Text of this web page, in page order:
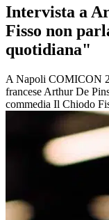
Intervista a
Fisso non
quotidiana"
A Napoli COMICON
francese Arthur De
commedia Il Chiodo